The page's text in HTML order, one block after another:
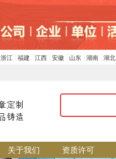
浙江 福建 江西 安徽 山东 湖南 湖北
关于我们 资质许可